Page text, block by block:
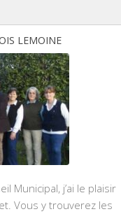
LEMOINE
Municipal, j’ai le plaisir
Vous y trouverez les